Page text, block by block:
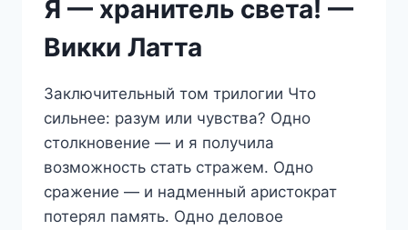
Я — хранитель света! —
Викки Латта
Заключительный том трилогии Что
сильнее: разум или чувства? Одно
столкновение — и я получила
возможность стать стражем. Одно
сражение — и надменный аристократ
потерял память. Одно деловое